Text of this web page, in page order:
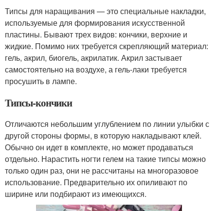
Типсы для наращивания — это специальные накладки,
используемые для формирования искусственной
пластины. Бывают трех видов: кончики, верхние и
жидкие. Помимо них требуется скрепляющий материал:
гель, акрил, биогель, акрилатик. Акрил застывает
самостоятельно на воздухе, а гель-лаки требуется
просушить в лампе.
Типсы-кончики
Отличаются небольшим углублением по линии улыбки с
другой стороны формы, в которую накладывают клей.
Обычно он идет в комплекте, но может продаваться
отдельно. Нарастить ногти гелем на такие типсы можно
только один раз, они не рассчитаны на многоразовое
использование. Предварительно их опиливают по
ширине или подбирают из имеющихся.